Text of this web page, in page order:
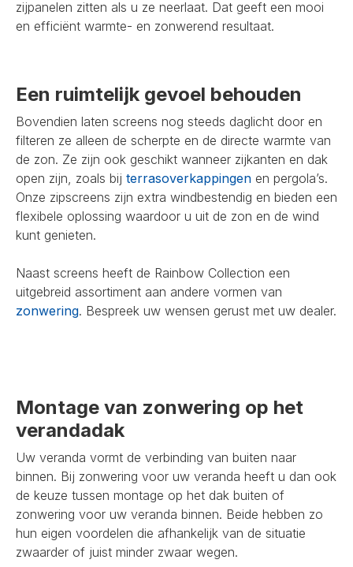
zijpanelen zitten als u ze neerlaat. Dat geeft een mooi
en efficiënt warmte- en zonwerend resultaat.
Een ruimtelijk gevoel behouden
Bovendien laten screens nog steeds daglicht door en
filteren ze alleen de scherpte en de directe warmte van
de zon. Ze zijn ook geschikt wanneer zijkanten en dak
open zijn, zoals bij terrasoverkappingen en pergola’s.
Onze zipscreens zijn extra windbestendig en bieden een
flexibele oplossing waardoor u uit de zon en de wind
kunt genieten.
Naast screens heeft de Rainbow Collection een
uitgebreid assortiment aan andere vormen van
zonwering. Bespreek uw wensen gerust met uw dealer.
Montage van zonwering op het
verandadak
Uw veranda vormt de verbinding van buiten naar
binnen. Bij zonwering voor uw veranda heeft u dan ook
de keuze tussen montage op het dak buiten of
zonwering voor uw veranda binnen. Beide hebben zo
hun eigen voordelen die afhankelijk van de situatie
zwaarder of juist minder zwaar wegen.